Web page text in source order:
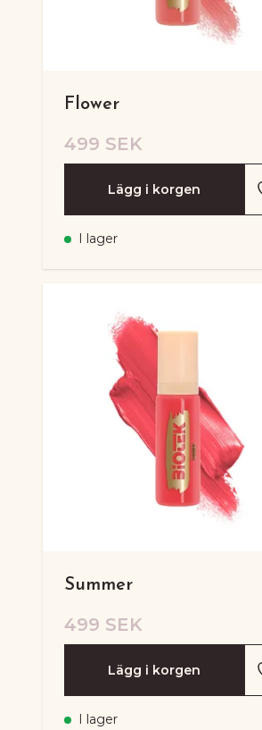
Flower
499 SEK
Lägg i korgen
I lager
Summer
499 SEK
Lägg i korgen
I lager